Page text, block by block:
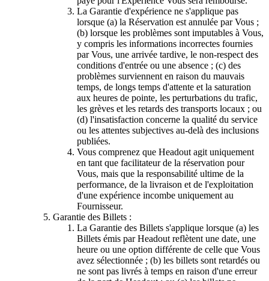
La Garantie d'expérience ne s'applique pas
lorsque (a) la Réservation est annulée par Vous ;
(b) lorsque les problèmes sont imputables à Vous,
y compris les informations incorrectes fournies
par Vous, une arrivée tardive, le non-respect des
conditions d'entrée ou une absence ; (c) des
problèmes surviennent en raison du mauvais
temps, de longs temps d'attente et la saturation
aux heures de pointe, les perturbations du trafic,
les grèves et les retards des transports locaux ; ou
(d) l'insatisfaction concerne la qualité du service
ou les attentes subjectives au-delà des inclusions
publiées.
Vous comprenez que Headout agit uniquement
en tant que facilitateur de la réservation pour
Vous, mais que la responsabilité ultime de la
performance, de la livraison et de l'exploitation
d'une expérience incombe uniquement au
Fournisseur.
Garantie des Billets :
La Garantie des Billets s'applique lorsque (a) les
Billets émis par Headout reflètent une date, une
heure ou une option différente de celle que Vous
avez sélectionnée ; (b) les billets sont retardés ou
ne sont pas livrés à temps en raison d'une erreur